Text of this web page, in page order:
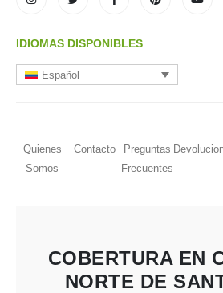
IDIOMAS DISPONIBLES
Español
Quienes
Somos
Contacto
Preguntas
Frecuentes
COBERTURA EN
NORTE DE